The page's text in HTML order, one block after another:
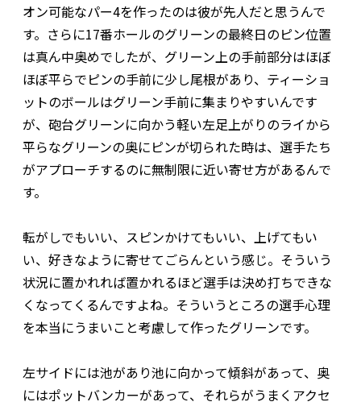
オン可能なパー4を作ったのは彼が先人だと思うんで
す。さらに17番ホールのグリーンの最終日のピン位置
は真ん中奥めでしたが、グリーン上の手前部分はほぼ
ほぼ平らでピンの手前に少し尾根があり、ティーショ
ットのボールはグリーン手前に集まりやすいんです
が、砲台グリーンに向かう軽い左足上がりのライから
平らなグリーンの奥にピンが切られた時は、選手たち
がアプローチするのに無制限に近い寄せ方があるんで
す。
転がしでもいい、スピンかけてもいい、上げてもい
い、好きなように寄せてごらんという感じ。そういう
状況に置かれれば置かれるほど選手は決め打ちできな
くなってくるんですよね。そういうところの選手心理
を本当にうまいこと考慮して作ったグリーンです。
左サイドには池があり池に向かって傾斜があって、奥
にはポットバンカーがあって、それらがうまくアクセ